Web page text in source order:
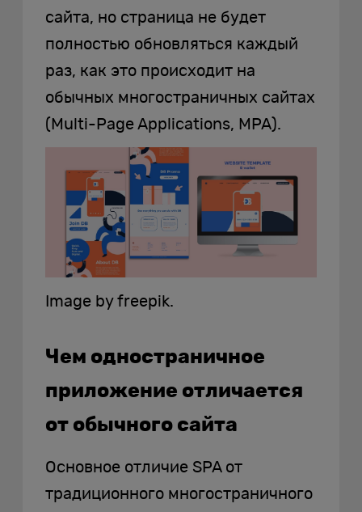
сайта, но страница не будет
полностью обновляться каждый
раз, как это происходит на
обычных многостраничных сайтах
(Multi-Page Applications, MPA).
Image by freepik.
Чем одностраничное
приложение отличается
от обычного сайта
Основное отличие SPA от
традиционного многостраничного